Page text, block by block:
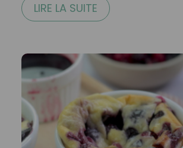
LIRE LA SUITE